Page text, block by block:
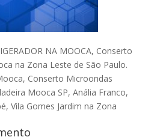
NA MOOCA, Conserto
na Zona Leste de São Paulo.
Conserto Microondas
Mooca SP, Anália Franco,
Vila Gomes Jardim na Zona